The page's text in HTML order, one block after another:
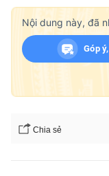
Nội dung này, đã
Góp
Chia sẻ